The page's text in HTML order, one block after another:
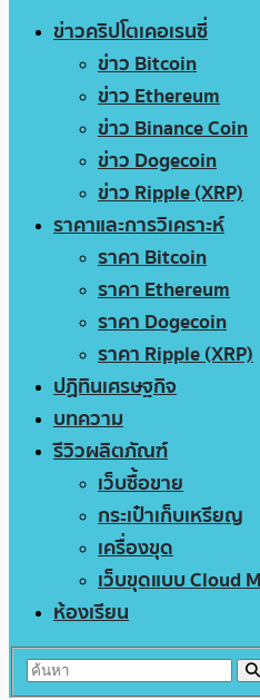
ข่าวคริปโตเคอเรนซี่
ข่าว Bitcoin
ข่าว Ethereum
ข่าว Binance Coin
ข่าว Dogecoin
ข่าว Ripple (XRP)
ราคาและการวิเคราะห์
ราคา Bitcoin
ราคา Ethereum
ราคา Dogecoin
ราคา Ripple (XRP)
ปฏิทินเศรษฐกิจ
บทความ
รีวิวผลิตภัณฑ์
เว็บซื้อขาย
กระเป๋าเก็บเหรียญ
เครื่องขุด
เว็บขุดแบบ Cloud
ห้องเรียน